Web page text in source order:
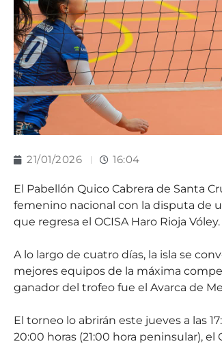
21/01/2026 16:04
El Pabellón Quico Cabrera de Santa
femenino nacional con la disputa de
que regresa el OCISA Haro Rioja Vóley.
A lo largo de cuatro días, la isla se
mejores equipos de la máxima
ganador del trofeo fue el Avarca de
El torneo lo abrirán este jueves a las
20:00 horas (21:00 hora peninsular), el